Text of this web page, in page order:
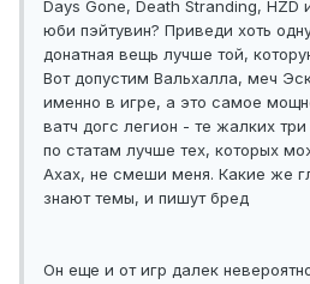
Days Gone, Death Stranding, HZD
юби пэйтувин? Приведи хоть
донатная вещь лучше той,
Вот допустим Вальхалла, меч
именно в игре, а это самое
ватч догс легион - те жалких
по статам лучше тех, которых
Ахах, не смеши меня. Какие же
знают темы, и пишут бред
Он еще и от игр далек